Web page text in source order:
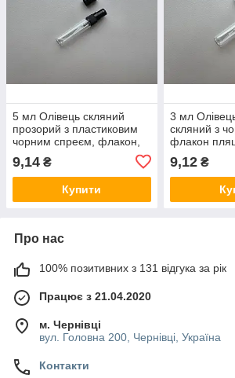
5 мл Олівець скляний
прозорий з пластиковим
чорним спреєм, флакон,
розпилювачем
9,14 ₴
Купити
3 мл
скляний з
флакон
9,12₴
Про нас
100% позитивних з 131 відгука за рік
Працює з 21.04.2020
м. Чернівці
вул. Головна 200, Чернівці, Україна
Контакти